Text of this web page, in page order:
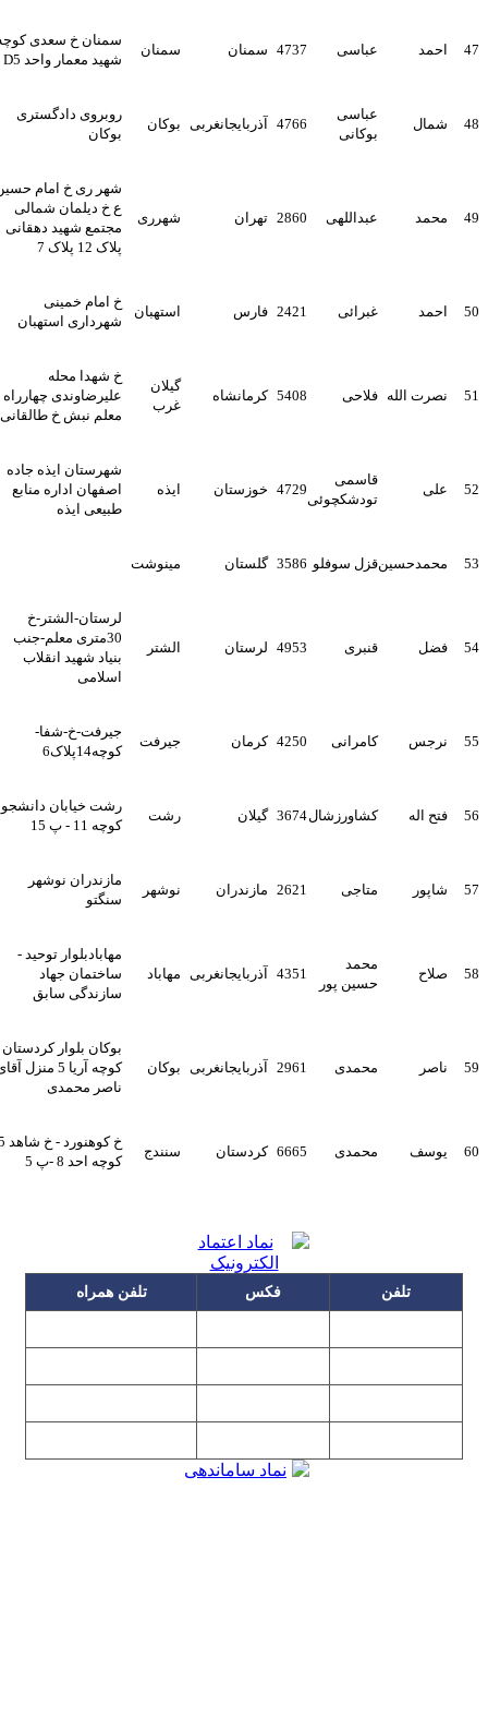
47 احمد عباسی 4737 سمنان سمنان
سمنان خ سعدی کوچه
شهید معمار واحد D5
48 شمال
عباسی
بوکانی
4766 آذربایجانغربی بوکان
روبروی دادگستری
بوکان
49 محمد عبداللهی 2860 تهران شهرری
شهر ری خ امام حسین
ع خ دیلمان شمالی
مجتمع شهید دهقانی
پلاک 12 پلاک 7
50 احمد غبرائی 2421 فارس استهبان
خ امام خمینی
شهرداری استهبان
51 نصرت الله فلاحی 5408 کرمانشاه
گیلان
غرب
خ شهدا محله
علیرضاوندی چهارراه
معلم نبش خ طالقانی
52 علی
قاسمی
تودشکچوئی
4729 خوزستان ایذه
شهرستان ایذه جاده
اصفهان اداره منابع
طبیعی ایذه
53 محمدحسینقزل سوفلو 3586 گلستان مینوشت
54 فضل قنبری 4953 لرستان الشتر
لرستان-الشتر-خ
30متری معلم-جنب
بنیاد شهید انقلاب
اسلامی
55 نرجس کامرانی 4250 کرمان جیرفت
جیرفت-خ-شفا-
کوچه14پلاک6
56 فتح اله کشاورزشال3674 گیلان رشت
رشت خیابان دانشجو -
کوچه 11 - پ 15
57 شاپور متاجی 2621 مازندران نوشهر
مازندران نوشهر
سنگتو
58 صلاح
محمد
حسین پور
4351 آذربایجانغربی مهاباد
مهابادبلوار توحید -
ساختمان جهاد
سازندگی سابق
59 ناصر محمدی 2961 آذربایجانغربی بوکان
بوکان بلوار کردستان
کوچه آریا 5 منزل آقای
ناصر محمدی
60 یوسف محمدی 6665 کردستان سنندج
خ کوهنورد - خ شاهد 5-
کوچه احد 8 -پ 5
تلفن فکس تلفن همراه